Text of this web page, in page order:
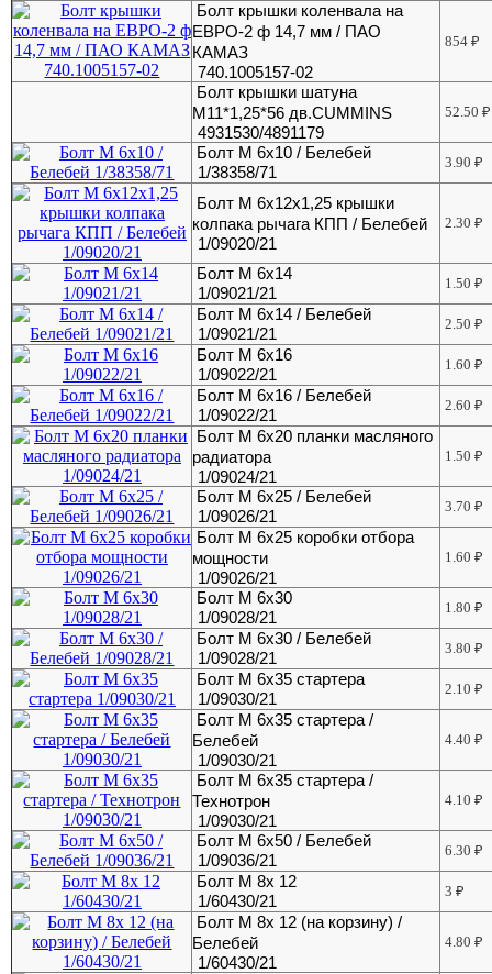
Болт крышки коленвала на
ЕВРО-2 ф 14,7 мм / ПАО
КАМАЗ
740.1005157-02
854₽
Болт крышки шатуна
М11*1,25*56 дв.CUMMINS
4931530/4891179
52.50₽
Болт М 6х10 / Белебей
1/38358/71
3.90₽
Болт М 6х12х1,25 крышки
колпака рычага КПП / Белебей
1/09020/21
2.30₽
Болт М 6х14
1/09021/21
1.50₽
Болт М 6х14 / Белебей
1/09021/21
2.50₽
Болт М 6х16
1/09022/21
1.60₽
Болт М 6х16 / Белебей
1/09022/21
2.60₽
Болт М 6х20 планки масляного
радиатора
1/09024/21
1.50₽
Болт М 6х25 / Белебей
1/09026/21
3.70₽
Болт М 6х25 коробки отбора
мощности
1/09026/21
1.60₽
Болт М 6х30
1/09028/21
1.80₽
Болт М 6х30 / Белебей
1/09028/21
3.80₽
Болт М 6х35 стартера
1/09030/21
2.10₽
Болт М 6х35 стартера /
Белебей
1/09030/21
4.40₽
Болт М 6х35 стартера /
Технотрон
1/09030/21
4.10₽
Болт М 6х50 / Белебей
1/09036/21
6.30₽
Болт М 8х 12
1/60430/21
3₽
Болт М 8х 12 (на корзину) /
Белебей
1/60430/21
4.80₽